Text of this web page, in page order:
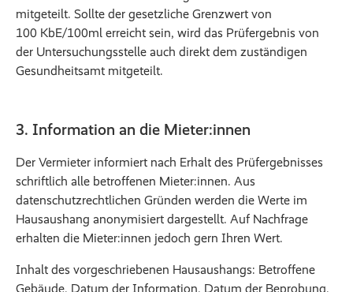
mitgeteilt. Sollte der gesetzliche Grenzwert von
100 KbE/100ml erreicht sein, wird das Prüfergebnis von
der Untersuchungsstelle auch direkt dem zuständigen
Gesundheitsamt mitgeteilt.
3. Information an die Mieter:innen
Der Vermieter informiert nach Erhalt des Prüfergebnisses
schriftlich alle betroffenen Mieter:innen. Aus
datenschutzrechtlichen Gründen werden die Werte im
Hausaushang anonymisiert dargestellt. Auf Nachfrage
erhalten die Mieter:innen jedoch gern Ihren Wert.
Inhalt des vorgeschriebenen Hausaushangs: Betroffene
Gebäude, Datum der Information, Datum der Beprobung,